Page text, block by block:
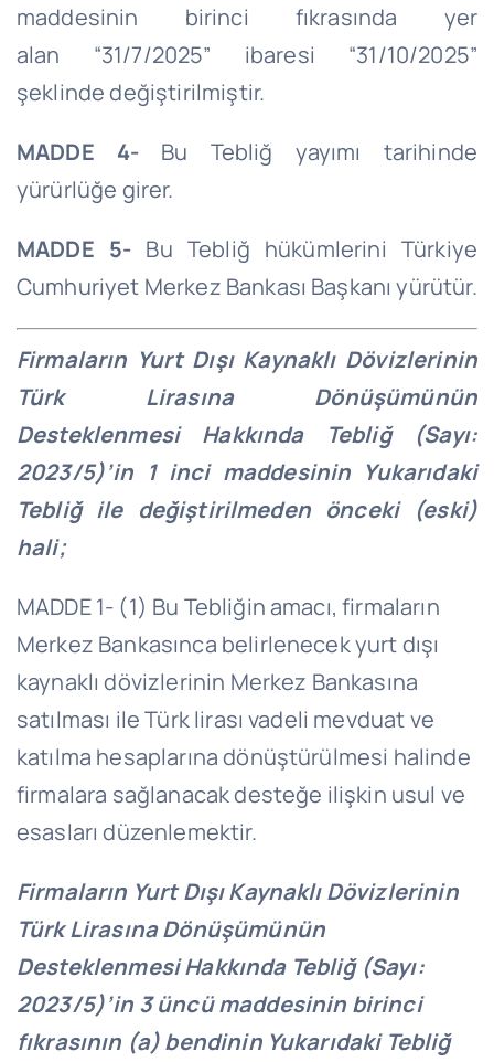
maddesinin birinci fıkrasında yer
alan “31/7/2025” ibaresi “31/10/2025”
şeklinde değiştirilmiştir.
MADDE 4- Bu Tebliğ yayımı tarihinde
yürürlüğe girer.
MADDE 5- Bu Tebliğ hükümlerini Türkiye
Cumhuriyet Merkez Bankası Başkanı yürütür.
Firmaların Yurt Dışı Kaynaklı Dövizlerinin
Türk Lirasına Dönüşümünün
Desteklenmesi Hakkında Tebliğ (Sayı:
2023/5)’in 1 inci maddesinin Yukarıdaki
Tebliğ ile değiştirilmeden önceki (eski)
hali;
MADDE 1- (1) Bu Tebliğin amacı, firmaların
Merkez Bankasınca belirlenecek yurt dışı
kaynaklı dövizlerinin Merkez Bankasına
satılması ile Türk lirası vadeli mevduat ve
katılma hesaplarına dönüştürülmesi halinde
firmalara sağlanacak desteğe ilişkin usul ve
esasları düzenlemektir.
Firmaların Yurt Dışı Kaynaklı Dövizlerinin
Türk Lirasına Dönüşümünün
Desteklenmesi Hakkında Tebliğ (Sayı:
2023/5)’in 3 üncü maddesinin birinci
fıkrasının (a) bendinin Yukarıdaki Tebliğ